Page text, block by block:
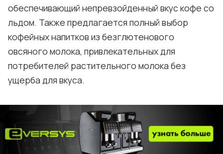
обеспечивающий непревзойденный вкус кофе со
льдом. Также предлагается полный выбор
кофейных напитков из безглютенового
овсяного молока, привлекательных для
потребителей растительного молока без
ущерба для вкуса.